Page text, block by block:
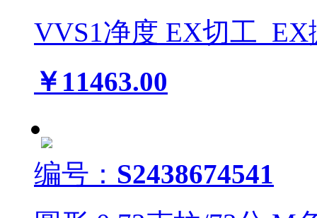
VVS1净度 EX切工 EX
￥11463.00
编号： S2438674541